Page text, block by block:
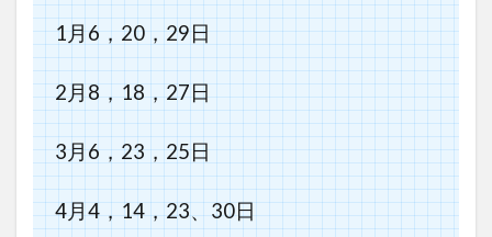
1月6，20，29日
2月8，18，27日
3月6，23，25日
4月4，14，23、30日